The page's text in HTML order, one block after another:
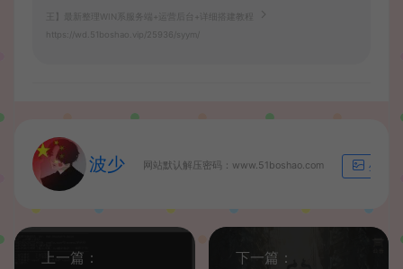
王】最新整理WIN系服务端+运营后台+详细搭建教程
https://wd.51boshao.vip/25936/syym/
波少 网站默认解压密码：www.51boshao.com 生成海
上一篇：
下一篇：